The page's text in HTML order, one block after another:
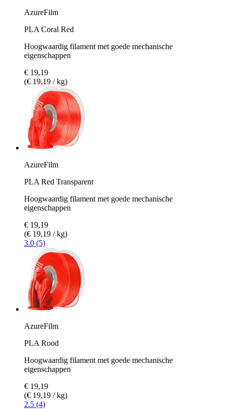
AzureFilm
PLA Coral Red
Hoogwaardig filament met goede mechanische
eigenschappen
€ 19,19
(€ 19,19 / kg)
AzureFilm
PLA Red Transparent
Hoogwaardig filament met goede mechanische
eigenschappen
€ 19,19
(€ 19,19 / kg)
3.0 (5)
AzureFilm
PLA Rood
Hoogwaardig filament met goede mechanische
eigenschappen
€ 19,19
(€ 19,19 / kg)
2.5 (4)